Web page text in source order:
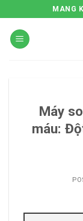
to
content
MANG
Máy
máu: